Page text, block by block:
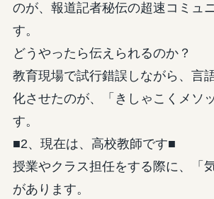
のが、報道記者秘伝の超速コミュ
す。
どうやったら伝えられるのか？
教育現場で試行錯誤しながら、言
化させたのが、「きしゃこくメソ
す。
■2、現在は、高校教師です■
授業やクラス担任をする際に、「
があります。